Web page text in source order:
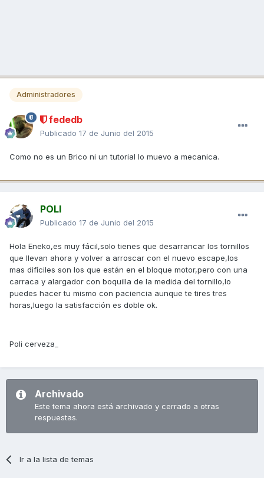
Administradores
fededb
Publicado 17 de Junio del 2015
Como no es un Brico ni un tutorial lo muevo a mecanica.
POLI
Publicado 17 de Junio del 2015
Hola Eneko,es muy fácil,solo tienes que desarrancar los tornillos
que llevan ahora y volver a arroscar con el nuevo escape,los
mas difíciles son los que están en el bloque motor,pero con una
carraca y alargador con boquilla de la medida del tornillo,lo
puedes hacer tu mismo con paciencia aunque te tires tres
horas,luego la satisfacción es doble ok.
Poli cerveza_
Archivado
Este tema ahora está archivado y cerrado a otras
respuestas.
Ir a la lista de temas